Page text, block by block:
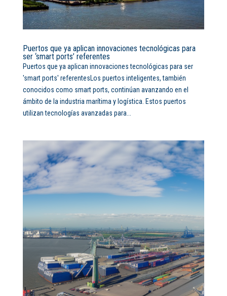
Puertos que ya aplican innovaciones tecnológicas para
ser ‘smart ports’ referentes
Puertos que ya aplican innovaciones tecnológicas para ser
'smart ports' referentesLos puertos inteligentes, también
conocidos como smart ports, continúan avanzando en el
ámbito de la industria marítima y logística. Estos puertos
utilizan tecnologías avanzadas para...